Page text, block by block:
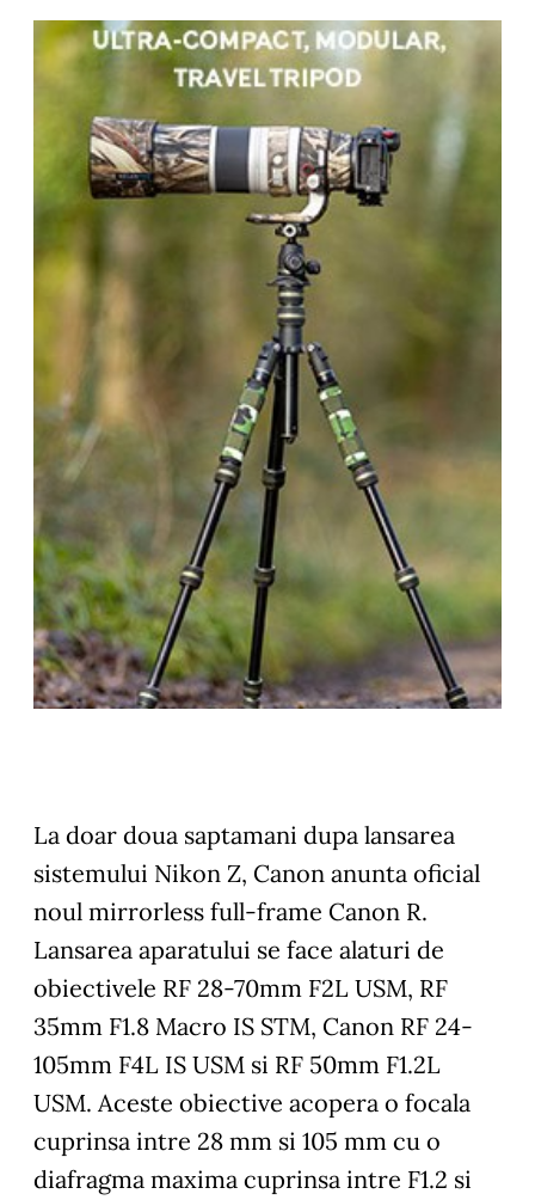
La doar doua saptamani dupa lansarea
sistemului Nikon Z, Canon anunta oficial
noul mirrorless full-frame Canon R.
Lansarea aparatului se face alaturi de
obiectivele RF 28-70mm F2L USM, RF
35mm F1.8 Macro IS STM, Canon RF 24-
105mm F4L IS USM si RF 50mm F1.2L
USM. Aceste obiective acopera o focala
cuprinsa intre 28 mm si 105 mm cu o
diafragma maxima cuprinsa intre F1.2 si